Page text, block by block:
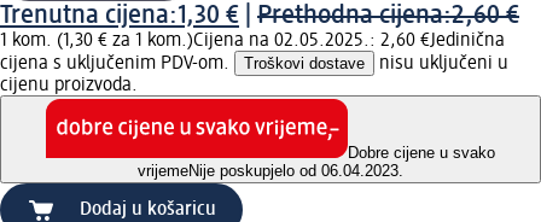
Trenutna cijena:1,30 € Prethodna cijena:2,60 €
1 kom. (1,30 € za 1 kom.)Cijena na 02.05.2025.: 2,60 €Jedinična
cijena s uključenim PDV-om.
Troškovi dostave
nisu uključeni u
cijenu proizvoda.
Dobre cijene u svako
vrijemeNije poskupjelo od 06.04.2023.
Dodaj u košaricu